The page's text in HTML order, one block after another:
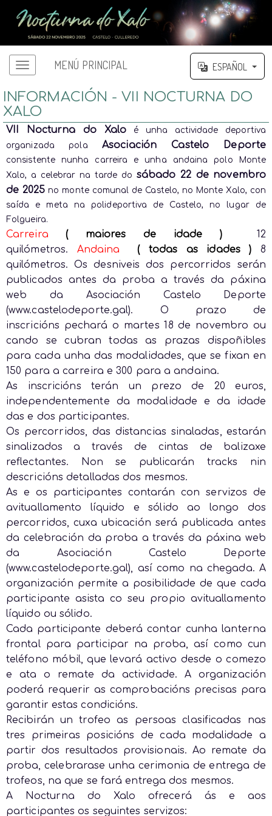
Menú principalMENÚ PRINCIPAL ESPAÑOL
INFORMACIÓN - VII NOCTURNA DO
XALO
VII Nocturna do Xalo é unha actividade deportiva
organizada pola Asociación Castelo Deporte
consistente nunha carreira e unha andaina polo Monte
Xalo, a celebrar na tarde do sábado 22 de novembro
de 2025 no monte comunal de Castelo, no Monte Xalo, con
saída e meta na polideportiva de Castelo, no lugar de
Folgueira.
Carreira ( maiores de idade )
12
quilómetros. Andaina ( todas as idades ) 8
quilómetros. Os desniveis dos percorridos serán
publicados antes da proba a través da páxina
web da Asociación Castelo Deporte
(www.castelodeporte.gal). O prazo de
inscricións pechará o martes 18 de novembro ou
cando se cubran todas as prazas dispoñibles
para cada unha das modalidades, que se fixan en
150 para a carreira e 300 para a andaina.
As inscricións terán un prezo de 20 euros,
independentemente da modalidade e da idade
das e dos participantes.
Os percorridos, das distancias sinaladas, estarán
sinalizados a través de cintas de balizaxe
reflectantes.
Non se publicarán tracks nin
descricións detalladas dos mesmos.
As e os participantes contarán con servizos de
avituallamento líquido e sólido ao longo dos
percorridos,cuxa ubicación será publicada antes
da celebración da proba a través da páxina web
da AsociaciónCastelo Deporte
(www.castelodeporte.gal), así como na chegada. A
organización permite a posibilidadede que cada
participante asista co seu propio avituallamento
líquido ou sólido.
Cada participante deberá contar cunha lanterna
frontal para participar na proba, así como cun
teléfono móbil, que levará activo desde o comezo
e ata o remate da actividade. A organización
poderá requerir as comprobacións precisas para
garantir estas condicións.
Recibirán un trofeo as persoas clasificadas nas
tres primeiras posicións de cada modalidade a
partir dos resultados provisionais. Ao remate da
proba, celebrarase unha cerimonia de entrega de
trofeos, na que se fará entrega dos mesmos.
A Nocturna do Xalo ofrecerá ás e aos
participantes os seguintes servizos: